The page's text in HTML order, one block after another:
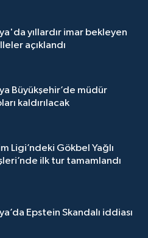
yıllardır imar bekleyen
açıklandı
Büyükşehir’de müdür
kaldırılacak
Ligi’ndeki Gökbel Yağlı
ilk tur tamamlandı
Epstein Skandalı iddiası